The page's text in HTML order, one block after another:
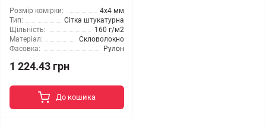
Розмір комірки:
4x4 мм
Тип:
Сітка штукатурна
Щільність:
160 г/м2
Матеріал:
Скловолокно
Фасовка:
Рулон
1 224.43 грн
До кошика